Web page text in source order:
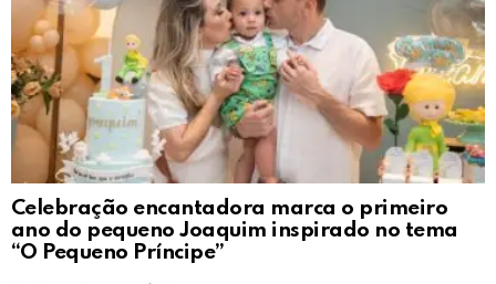
Celebração encantadora marca o primeiro
ano do pequeno Joaquim inspirado no tema
“O Pequeno Príncipe”